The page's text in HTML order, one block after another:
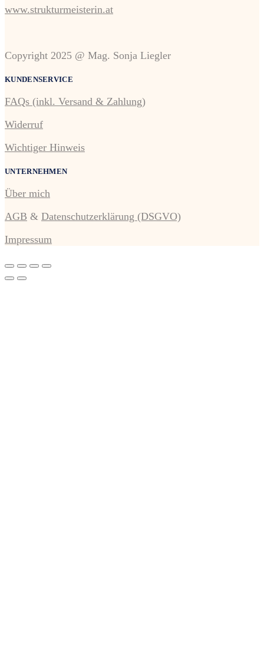
www.strukturmeisterin.at
Copyright 2025 @ Mag. Sonja Liegler
KUNDENSERVICE
FAQs (inkl. Versand & Zahlung)
Widerruf
Wichtiger Hinweis
UNTERNEHMEN
Über mich
AGB & Datenschutzerklärung (DSGVO)
Impressum